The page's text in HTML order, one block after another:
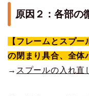
原因２：各部の
【フレームとスプ
の閉まり具合、全体
→ スプールの入れ直